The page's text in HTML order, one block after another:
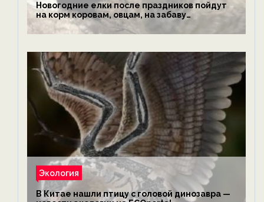
Новогодние елки после праздников пойдут
на корм коровам, овцам, на забаву
обезьянам, львам и леопардам — новости
экологии на ECOportal
Экология
В Китае нашли птицу с головой динозавра —